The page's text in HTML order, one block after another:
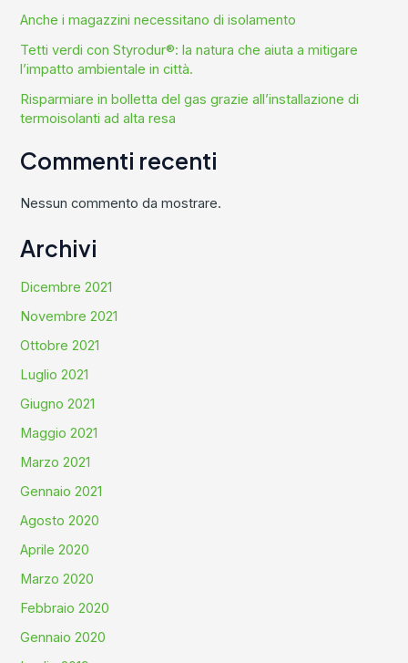
Anche i magazzini necessitano di isolamento
Tetti verdi con Styrodur®: la natura che aiuta a mitigare
l’impatto ambientale in città.
Risparmiare in bolletta del gas grazie all’installazione di
termoisolanti ad alta resa
Commenti recenti
Nessun commento da mostrare.
Archivi
Dicembre 2021
Novembre 2021
Ottobre 2021
Luglio 2021
Giugno 2021
Maggio 2021
Marzo 2021
Gennaio 2021
Agosto 2020
Aprile 2020
Marzo 2020
Febbraio 2020
Gennaio 2020